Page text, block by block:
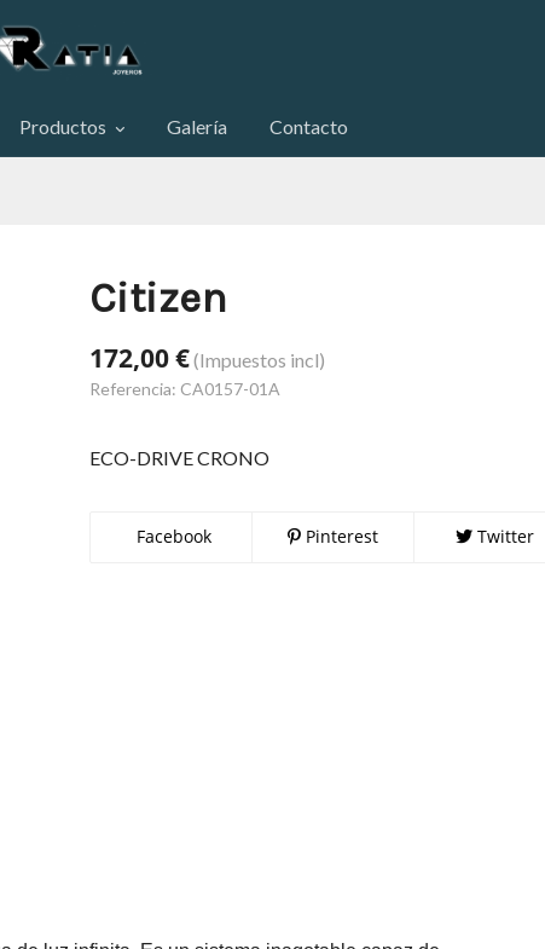
Productos Galería Contacto
Citizen
172,00 €(Impuestos incl)
Referencia: CA0157-01A
ECO-DRIVE CRONO
Facebook Pinterest Twitter